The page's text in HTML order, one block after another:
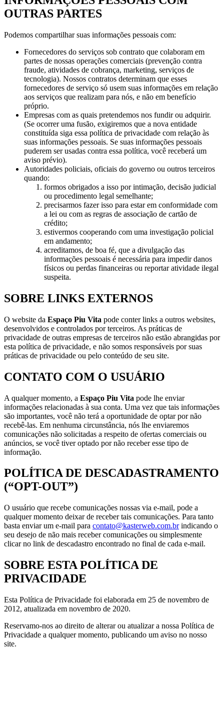
OUTRAS PARTES
Podemos compartilhar suas informações pessoais com:
Fornecedores do serviços sob contrato que colaboram em
partes de nossas operações comerciais (prevenção contra
fraude, atividades de cobrança, marketing, serviços de
tecnologia). Nossos contratos determinam que esses
fornecedores de serviço só usem suas informações em relação
aos serviços que realizam para nós, e não em benefício
próprio.
Empresas com as quais pretendemos nos fundir ou adquirir.
(Se ocorrer uma fusão, exigiremos que a nova entidade
constituída siga essa política de privacidade com relação às
suas informações pessoais. Se suas informações pessoais
puderem ser usadas contra essa política, você receberá um
aviso prévio).
Autoridades policiais, oficiais do governo ou outros terceiros
quando:
formos obrigados a isso por intimação, decisão judicial
ou procedimento legal semelhante;
precisarmos fazer isso para estar em conformidade com
a lei ou com as regras de associação de cartão de
crédito;
estivermos cooperando com uma investigação policial
em andamento;
acreditamos, de boa fé, que a divulgação das
informações pessoais é necessária para impedir danos
físicos ou perdas financeiras ou reportar atividade ilegal
suspeita.
SOBRE LINKS EXTERNOS
O website da Espaço Piu Vita pode conter links a outros websites,
desenvolvidos e controlados por terceiros. As práticas de
privacidade de outras empresas de terceiros não estão abrangidas por
esta política de privacidade, e não somos responsáveis por suas
práticas de privacidade ou pelo conteúdo de seu site.
CONTATO COM O USUÁRIO
A qualquer momento, a Espaço Piu Vita pode lhe enviar
informações relacionadas à sua conta. Uma vez que tais informações
são importantes, você não terá a oportunidade de optar por não
recebê-las. Em nenhuma circunstância, nós lhe enviaremos
comunicações não solicitadas a respeito de ofertas comerciais ou
anúncios, se você tiver optado por não receber esse tipo de
informação.
POLÍTICA DE DESCADASTRAMENTO
(“OPT-OUT”)
O usuário que recebe comunicações nossas via e-mail, pode a
qualquer momento deixar de receber tais comunicações. Para tanto
basta enviar um e-mail para contato@kasterweb.com.brindicando o
seu desejo de não mais receber comunicações ou simplesmente
clicar no link de descadastro encontrado no final de cada e-mail.
SOBRE ESTA POLÍTICA DE
PRIVACIDADE
Esta Política de Privacidade foi elaborada em 25 de novembro de
2012, atualizada em novembro de 2020.
Reservamo-nos ao direito de alterar ou atualizar a nossa Política de
Privacidade a qualquer momento, publicando um aviso no nosso
site.